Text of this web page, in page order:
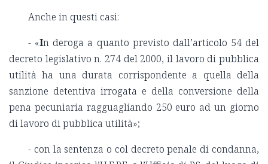
Anche in questi casi:
- «In deroga a quanto previsto dall’articolo 54 del
decreto legislativo n. 274 del 2000, il lavoro di pubblica
utilità ha una durata corrispondente a quella della
sanzione detentiva irrogata e della conversione della
pena pecuniaria ragguagliando 250 euro ad un giorno
di lavoro di pubblica utilità»;
- con la sentenza o col decreto penale di condanna,